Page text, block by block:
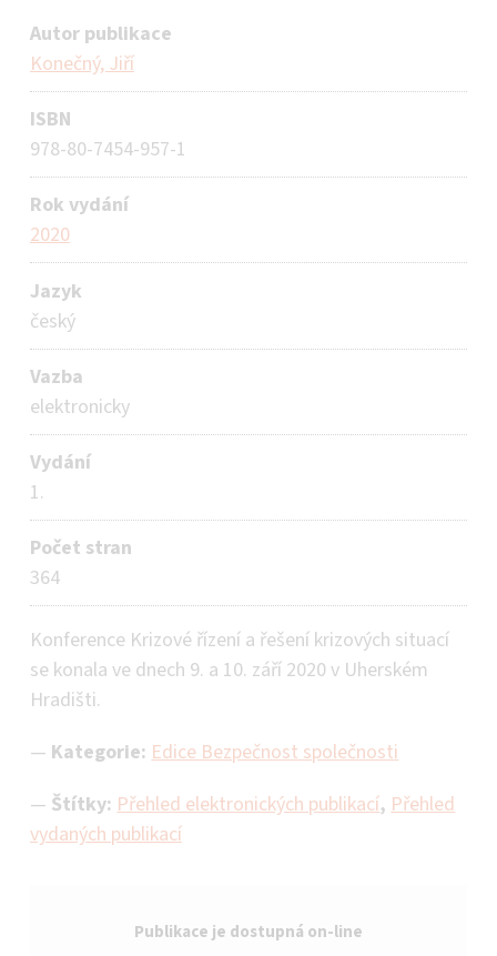
Autor publikace
Konečný, Jiří
ISBN
978-80-7454-957-1
Rok vydání
2020
Jazyk
český
Vazba
elektronicky
Vydání
1.
Počet stran
364
Konference Krizové řízení a řešení krizových situací
se konala ve dnech 9. a 10. září 2020 v Uherském
Hradišti.
Kategorie: Edice Bezpečnost společnosti
Štítky: Přehled elektronických publikací, Přehled
vydaných publikací
Publikace je dostupná on-line